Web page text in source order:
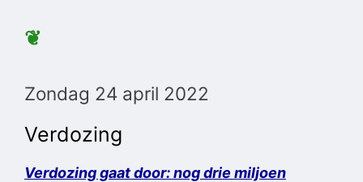
❦
Zondag 24 april 2022
Verdozing
Verdozing gaat door: nog drie miljoen